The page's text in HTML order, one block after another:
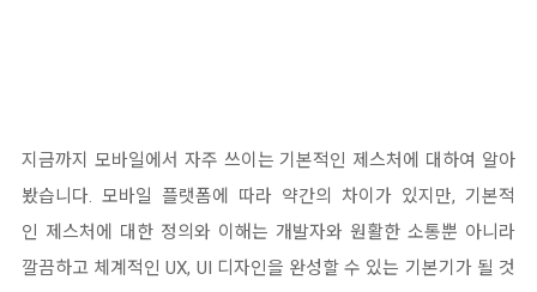
지금까지 모바일에서 자주 쓰이는 기본적인 제스처에 대하여 알아
봤습니다. 모바일 플랫폼에 따라 약간의 차이가 있지만, 기본적
인 제스처에 대한 정의와 이해는 개발자와 원활한 소통뿐 아니라
깔끔하고 체계적인 UX, UI 디자인을 완성할 수 있는 기본기가 될 것